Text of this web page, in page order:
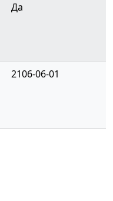
Да
2106-06-01